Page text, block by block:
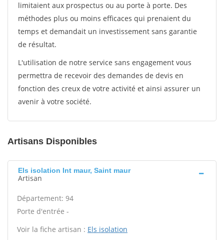
limitaient aux prospectus ou au porte à porte. Des
méthodes plus ou moins efficaces qui prenaient du
temps et demandait un investissement sans garantie
de résultat.
L'utilisation de notre service sans engagement vous
permettra de recevoir des demandes de devis en
fonction des creux de votre activité et ainsi assurer un
avenir à votre société.
Artisans Disponibles
Els isolation Int maur, Saint maur
Artisan
Département: 94
Porte d'entrée -
Voir la fiche artisan : Els isolation